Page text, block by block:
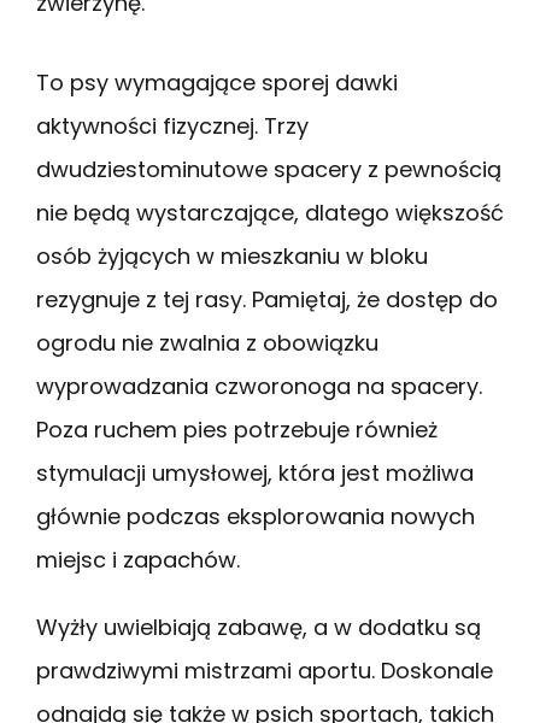
To psy wymagające sporej dawki
aktywności fizycznej. Trzy
dwudziestominutowe spacery z pewnością
nie będą wystarczające, dlatego większość
osób żyjących w mieszkaniu w bloku
rezygnuje z tej rasy. Pamiętaj, że dostęp do
ogrodu nie zwalnia z obowiązku
wyprowadzania czworonoga na spacery.
Poza ruchem pies potrzebuje również
stymulacji umysłowej, która jest możliwa
głównie podczas eksplorowania nowych
miejsc i zapachów.
Wyżły uwielbiają zabawę, a w dodatku są
prawdziwymi mistrzami aportu. Doskonale
odnajdą się także w psich sportach, takich